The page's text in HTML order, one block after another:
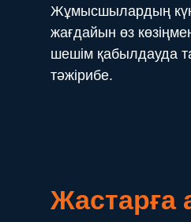
Жұмысшылардың
жағдайын өз
шешім қабылдауда
тәжірибе.
Жастарға